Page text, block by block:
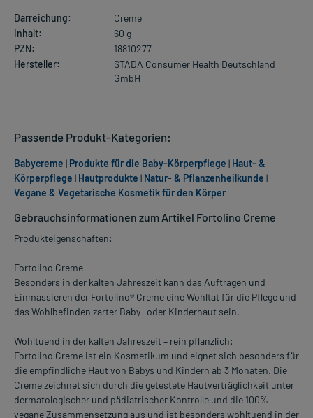
Darreichung:
Creme
Inhalt:
60 g
PZN:
18810277
Hersteller:
STADA Consumer Health Deutschland
GmbH
Gebrauchsinformationen zum Artikel Fortolino Creme
Produkteigenschaften:
Fortolino Creme
Besonders in der kalten Jahreszeit kann das Auftragen und
Einmassieren der Fortolino® Creme eine Wohltat für die Pflege und
das Wohlbefinden zarter Baby- oder Kinderhaut sein.
Wohltuend in der kalten Jahreszeit – rein pflanzlich:
Fortolino Creme ist ein Kosmetikum und eignet sich besonders für
die empfindliche Haut von Babys und Kindern ab 3 Monaten. Die
Creme zeichnet sich durch die getestete Hautverträglichkeit unter
dermatologischer und pädiatrischer Kontrolle und die 100%
vegane Zusammensetzung aus und ist besonders wohltuend in der
Passende Produkt-Kategorien:
Babycreme | Produkte für die Baby-Körperpflege | Haut- &
Körperpflege | Hautprodukte | Natur- & Pflanzenheilkunde |
Vegane & Vegetarische Kosmetik für den Körper